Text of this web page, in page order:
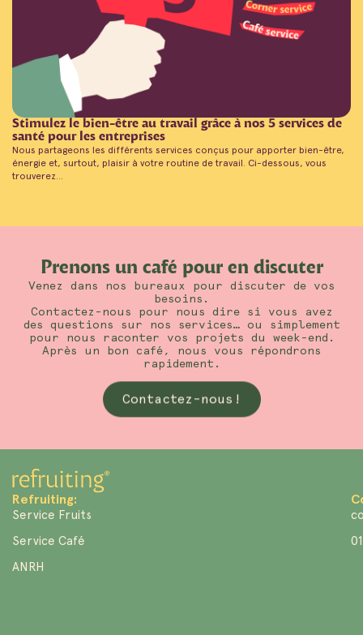
Stimulez le bien-être au travail grâce à nos 5 services de
santé pour les entreprises
Nous partageons les différents services conçus pour apporter bien-être,
énergie et, surtout, plaisir à votre routine de travail. Ci-dessous, vous
trouverez...
Prenons un café pour en discuter
Venez dans nos bureaux pour discuter de vos
besoins.
Contactez-nous pour nous dire si vous avez
des questions sur nos services… ou simplement
pour nous raconter vos projets du week-end.
Après un bon café, nous vous répondrons
rapidement.
Contactez-nous!
Refruiting:
Service Fruits
Service Café
ANRH